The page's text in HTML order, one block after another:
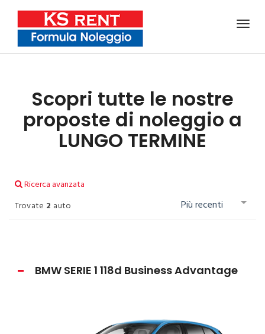
Scopri tutte le nostre
proposte di noleggio a
LUNGO TERMINE
Ricerca avanzata
Trovate 2 auto Più recenti
BMW SERIE 1 118d Business Advantage